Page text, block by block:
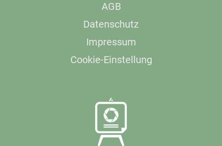
AGB
Datenschutz
Impressum
Cookie-Einstellung